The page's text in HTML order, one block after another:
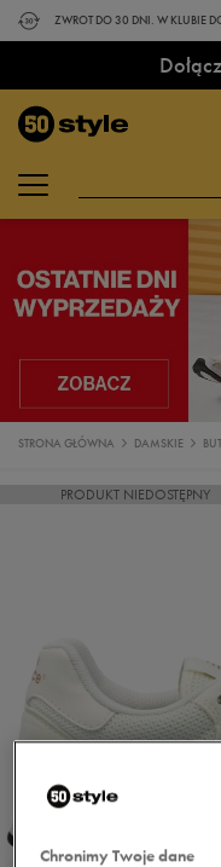
ZWROT DO 30 DNI. W KLUBIE
STRONA GŁÓWNA DAMSKIE
PRODUKT NIEDOSTĘPNY
Chronimy Twoje dane